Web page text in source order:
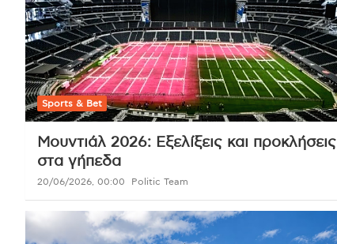
Sports & Bet
Μουντιάλ 2026: Εξελίξεις και προκλήσεις
στα γήπεδα
20/06/2026, 00:00 Politic Team